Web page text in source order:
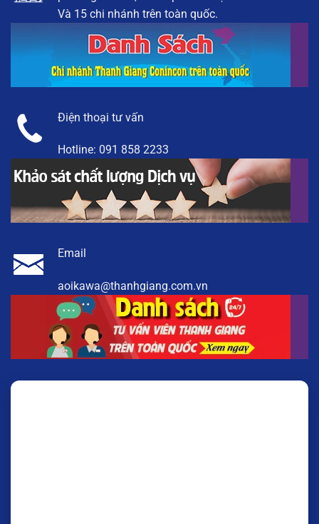
Và 15 chi nhánh trên toàn quốc.
Điện thoại tư vấn
Hotline: 091 858 2233
Email
aoikawa@thanhgiang.com.vn